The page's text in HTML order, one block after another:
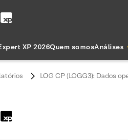
XP 2026Quem somosAnálises
LOG CP (LOGG3): Dados